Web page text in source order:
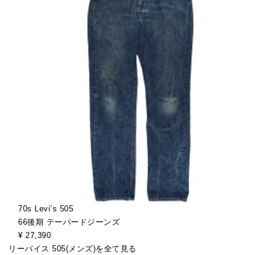
70s Levi’s 505
66後期 テーパードジーンズ
¥ 27,390
リーバイス 505(メンズ)を全て見る